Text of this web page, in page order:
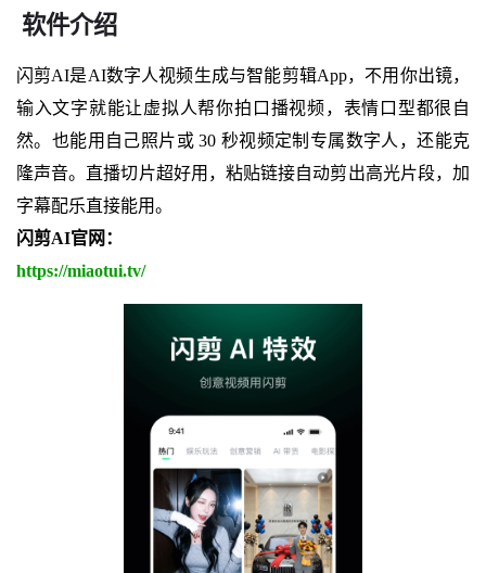
软件介绍
闪剪AI是AI数字人视频生成与智能剪辑App，不用你出镜，
输入文字就能让虚拟人帮你拍口播视频，表情口型都很自
然。也能用自己照片或 30 秒视频定制专属数字人，还能克
隆声音。直播切片超好用，粘贴链接自动剪出高光片段，加
字幕配乐直接能用。
闪剪AI官网：
https://miaotui.tv/